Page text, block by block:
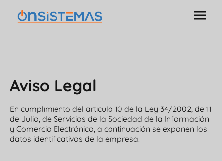
Aviso Legal
En cumplimiento del artículo 10 de la Ley 34/2002, de 11
de Julio, de Servicios de la Sociedad de la Información
y Comercio Electrónico, a continuación se exponen los
datos identificativos de la empresa.